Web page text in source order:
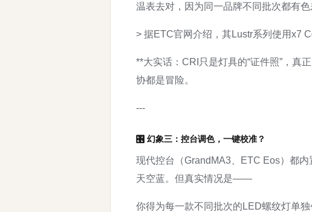
温表去对，因为同一品牌不同批次都有
> 据ETC官网介绍，其Lustr系列使用x7
**大实话：CRI只是灯具的“证件照”，真
协都是冒险。
---
🎛️ 幻象三：控台调色，一键校准？
现代控台（GrandMA3、ETC Eos）都
天空蓝。但真实情况是——
你得为每一款不同批次的LED螺纹灯单